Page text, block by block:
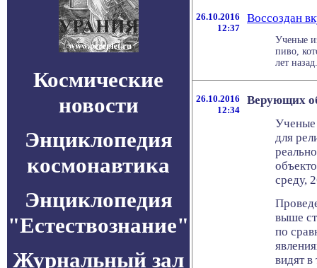
Космические
новости
Энциклопедия
космонавтика
Энциклопедия
"Естествознание"
Журнальный зал
26.10.2016
12:37
Воссоздан
Ученые
пиво,
лет
26.10.2016
12:34
Верующих
Ученые
для
среду,
выше
по
видят